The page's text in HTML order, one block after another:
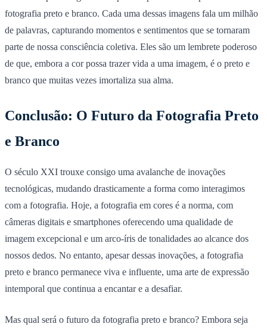
fotografia preto e branco. Cada uma dessas imagens fala um milhão
de palavras, capturando momentos e sentimentos que se tornaram
parte de nossa consciência coletiva. Eles são um lembrete poderoso
de que, embora a cor possa trazer vida a uma imagem, é o preto e
branco que muitas vezes imortaliza sua alma.
Conclusão: O Futuro da Fotografia Preto
e Branco
O século XXI trouxe consigo uma avalanche de inovações
tecnológicas, mudando drasticamente a forma como interagimos
com a fotografia. Hoje, a fotografia em cores é a norma, com
câmeras digitais e smartphones oferecendo uma qualidade de
imagem excepcional e um arco-íris de tonalidades ao alcance dos
nossos dedos. No entanto, apesar dessas inovações, a fotografia
preto e branco permanece viva e influente, uma arte de expressão
intemporal que continua a encantar e a desafiar.
Mas qual será o futuro da fotografia preto e branco? Embora seja